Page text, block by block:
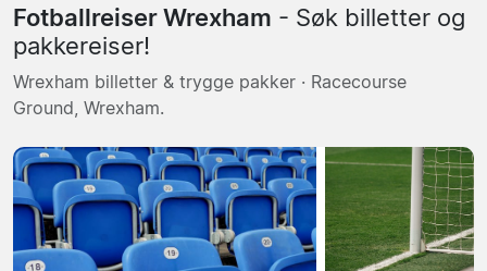
Ligaer
Reisebyråer
Fotballreiser Wrexham - Søk billetter og
pakkereiser!
Wrexham billetter & trygge pakker · Racecourse
Ground, Wrexham.